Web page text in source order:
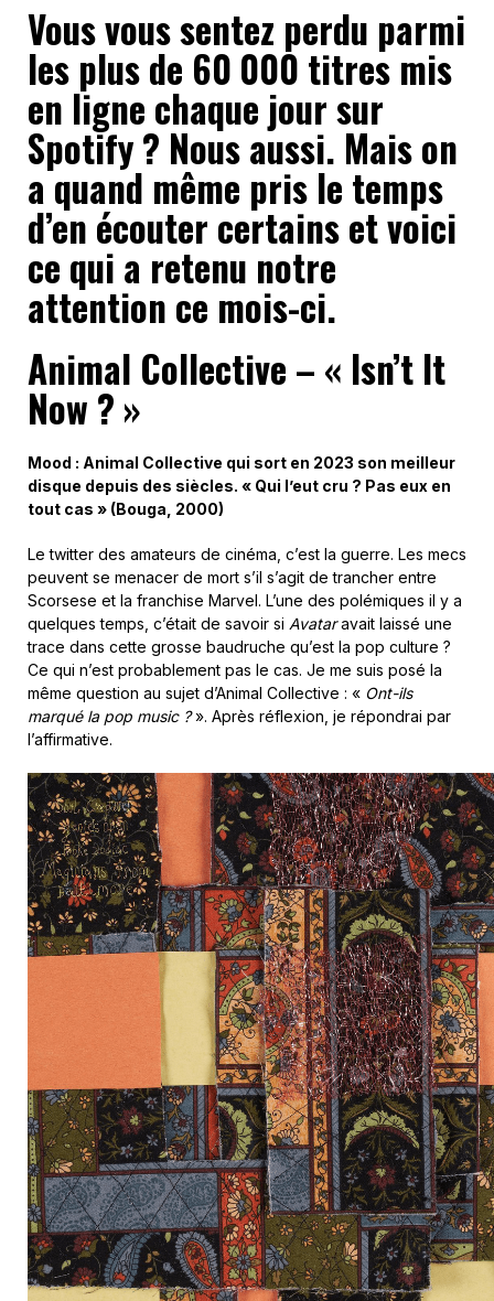
Vous vous sentez perdu parmi
les plus de 60 000 titres mis
en ligne chaque jour sur
Spotify ? Nous aussi. Mais on
a quand même pris le temps
d’en écouter certains et voici
ce qui a retenu notre
attention ce mois-ci.
Animal Collective – « Isn’t It
Now ? »
Mood : Animal Collective qui sort en 2023 son meilleur
disque depuis des siècles. « Qui l’eut cru ? Pas eux en
tout cas » (Bouga, 2000)
Le twitter des amateurs de cinéma, c’est la guerre. Les mecs
peuvent se menacer de mort s’il s’agit de trancher entre
Scorsese et la franchise Marvel. L’une des polémiques il y a
quelques temps, c’était de savoir si Avataravait laissé une
trace dans cette grosse baudruche qu’est la pop culture ?
Ce qui n’est probablement pas le cas. Je me suis posé la
même question au sujet d’Animal Collective : « Ont-ils
marqué la pop music ?». Après réflexion, je répondrai par
l’affirmative.